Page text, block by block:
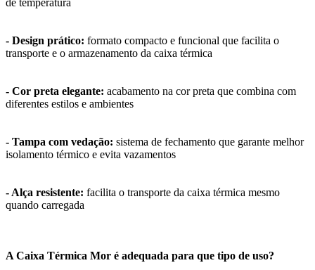
de temperatura
- Design prático: formato compacto e funcional que facilita o
transporte e o armazenamento da caixa térmica
- Cor preta elegante: acabamento na cor preta que combina com
diferentes estilos e ambientes
- Tampa com vedação: sistema de fechamento que garante melhor
isolamento térmico e evita vazamentos
- Alça resistente: facilita o transporte da caixa térmica mesmo
quando carregada
A Caixa Térmica Mor é adequada para que tipo de uso?